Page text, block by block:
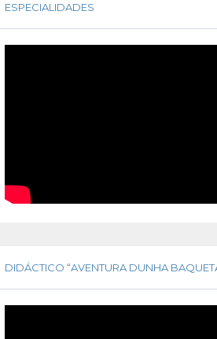
ESPECIALIDADES
DIDÁCTICO “AVENTURA DUNHA